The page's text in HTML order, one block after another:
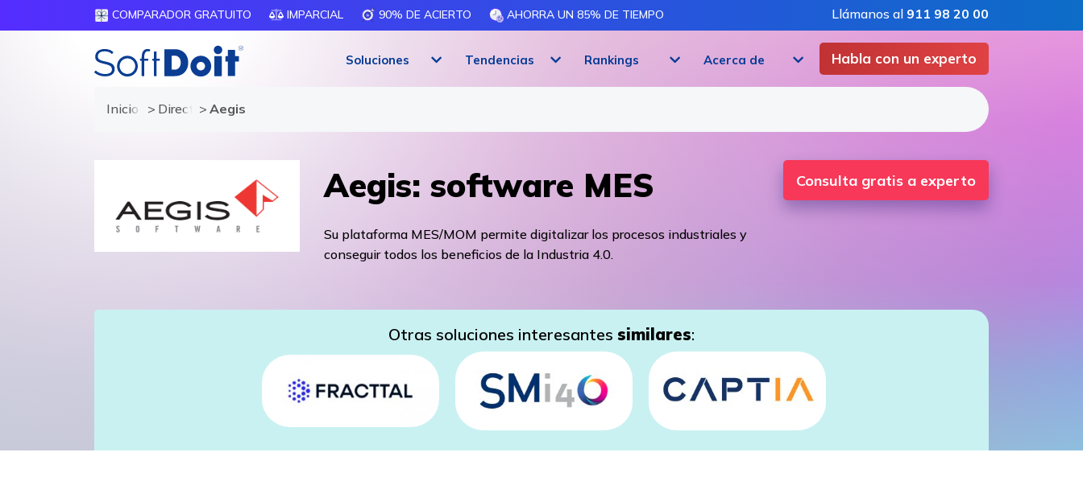
COMPARADOR GRATUITO IMPARCIAL 90% DE ACIERTO AHORRA UN 85% DE TIEMPO Llámanos al 911 98 20 00
Habla con un experto
Soluciones Tendencias Rankings Acerca de
Inicio Directorio de proveedores
Aegis
Aegis: software MES
Su plataforma MES/MOM permite digitalizar los procesos industriales y
conseguir todos los beneficios de la Industria 4.0.
Consulta gratis a experto
Otras soluciones interesantes similares: